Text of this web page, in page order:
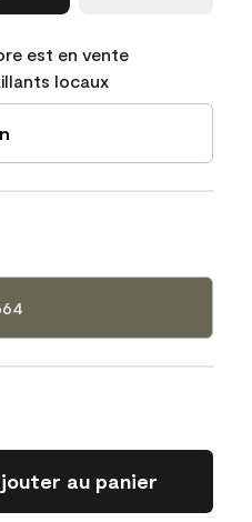
est en vente
locaux
au panier